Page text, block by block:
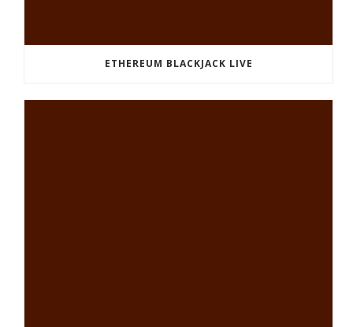
ETHEREUM BLACKJACK LIVE